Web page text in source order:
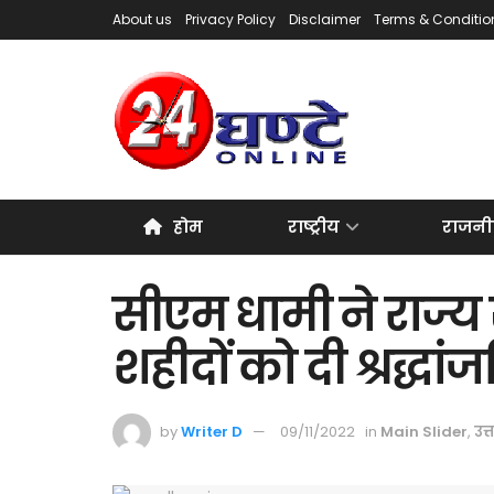
About us Privacy Policy Disclaimer Terms &
होम राष्ट्रीय
सीएम धामी ने
शहीदों को दी
byWriter D 09/11/2022 in Main Slider,